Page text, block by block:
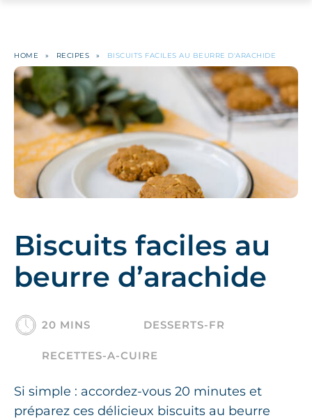
HOME » RECIPES » BISCUITS FACILES AU BEURRE D'ARACHIDE
Biscuits faciles au
beurre d’arachide
20 MINS DESSERTS-FR
RECETTES-A-CUIRE
Si simple : accordez-vous 20 minutes et
préparez ces délicieux biscuits au beurre